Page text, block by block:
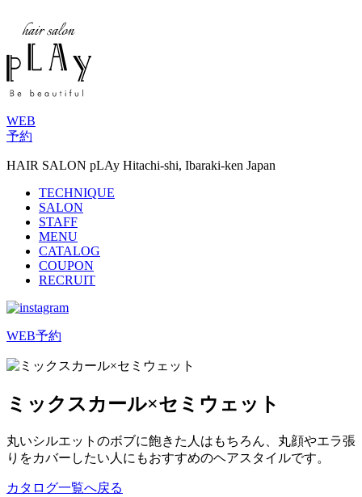
WEB
予約
HAIR SALON pLAy Hitachi-shi, Ibaraki-ken Japan
TECHNIQUE
SALON
STAFF
MENU
CATALOG
COUPON
RECRUIT
WEB予約
ミックスカール×セミウェット
丸いシルエットのボブに飽きた人はもちろん、丸顔やエラ張
りをカバーしたい人にもおすすめのヘアスタイルです。
カタログ一覧へ戻る